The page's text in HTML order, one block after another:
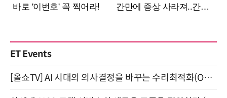
ET Events
[올쇼TV] AI 시대의 의사결정을 바꾸는 수리최적화(Optimization) 소개 (8/20 생방송)